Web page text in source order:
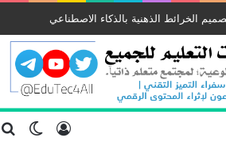
تسجيل